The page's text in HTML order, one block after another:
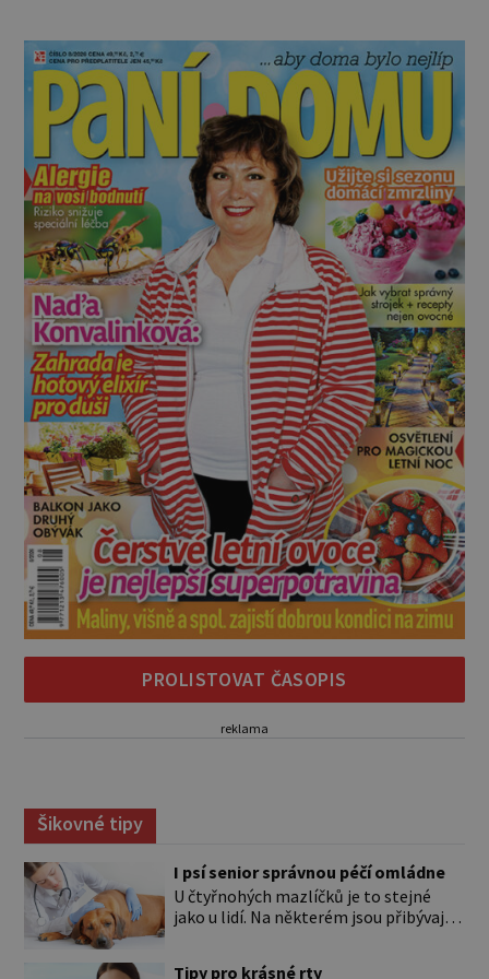
PROLISTOVAT ČASOPIS
reklama
Šikovné tipy
I psí senior správnou péčí omládne
U čtyřnohých mazlíčků je to stejné
jako u lidí. Na některém jsou přibývající
Tipy pro krásné rty